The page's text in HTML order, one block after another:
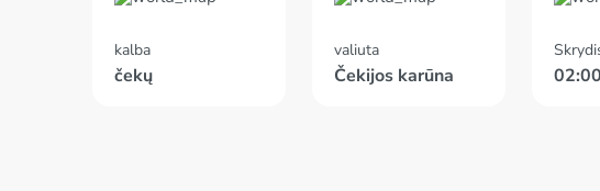
kalba
čekų
valiuta
Čekijos karūna